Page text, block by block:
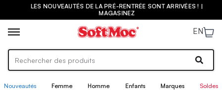
LES NOUVEAUTÉS DE LA PRÉ-RENTRÉE SONT ARRIVÉES ! |
MAGASINEZ
EN
Nouveautés Femme Homme Enfants Marques Soldes